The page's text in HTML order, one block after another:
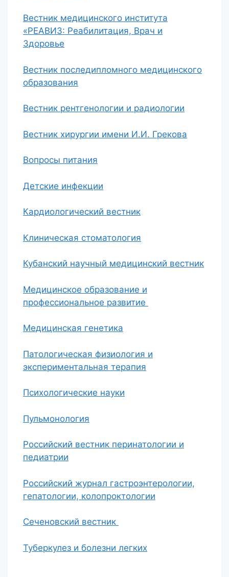
Вестник медицинского института
«РЕАВИЗ: Реабилитация, Врач и
Здоровье
Вестник последипломного медицинского
образования
Вестник рентгенологии и радиологии
Вестник хирургии имени И.И. Грекова
Вопросы питания
Детские инфекции
Кардиологический вестник
Клиническая стоматология
Кубанский научный медицинский вестник
Медицинское образование и
профессиональное развитие
Медицинская генетика
Патологическая физиология и
экспериментальная терапия
Психологические науки
Пульмонология
Российский вестник перинатологии и
педиатрии
Российский журнал гастроэнтерологии,
гепатологии, колопроктологии
Сеченовский вестник
Туберкулез и болезни легких